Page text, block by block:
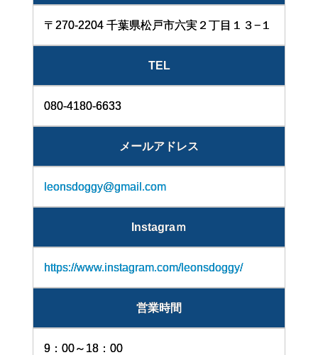
〒270-2204 千葉県松戸市六実２丁目１３−１
TEL
080-4180-6633
メールアドレス
leonsdoggy@gmail.com
Instagraｍ
https://www.instagram.com/leonsdoggy/
営業時間
9：00～18：00